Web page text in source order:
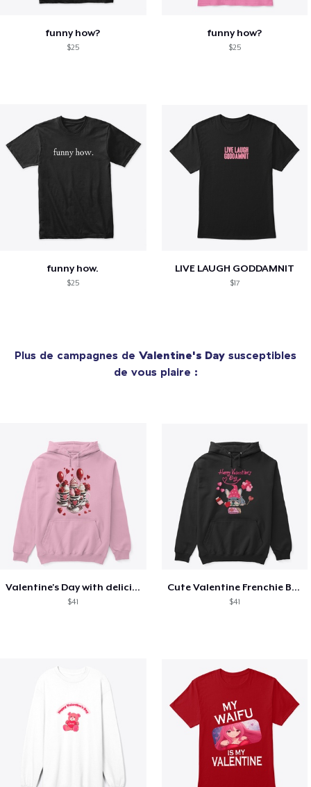
funny how?
$25
funny how?
$25
funny how.
$25
LIVE LAUGH GODDAMNIT
$17
Plus de campagnes de Valentine's Day susceptibles
de vous plaire :
Valentine's Day with delicious food
$41
Cute Valentine Frenchie Bulldog
$41